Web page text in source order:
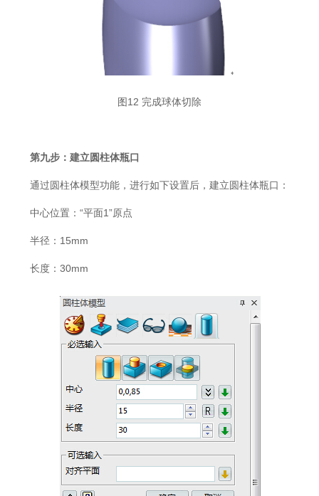
图12 完成球体切除
第九步：建立圆柱体瓶口
通过圆柱体模型功能，进行如下设置后，建立圆柱体瓶口：
中心位置：“平面1”原点
半径：15mm
长度：30mm